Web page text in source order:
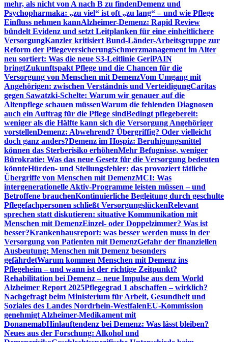
mehr, als nicht von A nach B zu findenDemenz und
Psychopharmaka: „zu viel“ ist oft „zu lang“ – und wie Pflege
Einfluss nehmen kannAlzheimer-Demenz: Rapid Review
bündelt Evidenz und setzt Leitplanken für eine einheitlichere
VersorgungKanzler kritisiert Bund-Länder-Arbeitsgruppe zur
Reform der PflegeversicherungSchmerzmanagement im Alter
neu sortiert: Was die neue S3-Leitlinie GeriPAIN
bringtZukunftspakt Pflege und die Chancen für die
Versorgung von Menschen mit DemenzVom Umgang mit
Angehörigen: zwischen Verständnis und VerteidigungCaritas
gegen Sawatzki-Schelte: Warum wir genauer auf die
Altenpflege schauen müssenWarum die fehlenden Diagnosen
auch ein Auftrag für die Pflege sindBedingt pflegebereit:
weniger als die Hälfte kann sich die Versorgung Angehöriger
vorstellenDemenz: Abwehrend? Übergriffig? Oder vielleicht
doch ganz anders?Demenz im Hospiz: Beruhigungsmittel
können das Sterberisiko erhöhenMehr Befugnisse, weniger
Bürokratie: Was das neue Gesetz für die Versorgung bedeuten
könnteHürden- und Stellungsfehler: das provoziert tätliche
Übergriffe von Menschen mit DemenzMCI: Was
intergenerationelle Aktiv-Programme leisten müssen – und
Betroffene brauchenKontinuierliche Begleitung durch geschulte
Pflegefachpersonen schließt VersorgungslückenRelevant
sprechen statt diskutieren: situative Kommunikation mit
Menschen mit DemenzEinzel- oder Doppelzimmer? Was ist
besser?Krankenhausreport: was besser werden muss in der
Versorgung von Patienten mit DemenzGefahr der finanziellen
Ausbeutung: Menschen mit Demenz besonders
gefährdetWarum kommen Menschen mit Demenz ins
Pflegeheim – und wann ist der richtige Zeitpunkt?
Rehabilitation bei Demenz – neue Impulse aus dem World
Alzheimer Report 2025Pflegegrad 1 abschaffen – wirklich?
Nachgefragt beim Ministerium für Arbeit, Gesundheit und
Soziales des Landes Nordrhein-WestfalenEU-Kommission
genehmigt Alzheimer-Medikament mit
DonanemabHinlauftendenz bei Demenz: Was lässt bleiben?
Neues aus der Forschung: Alkohol und